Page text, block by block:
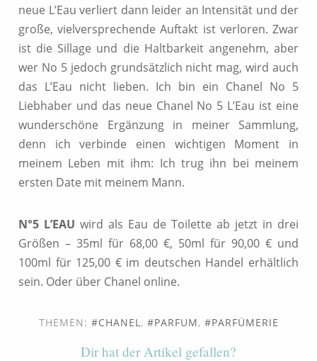
neue L’Eau verliert dann leider an Intensität und der
große, vielversprechende Auftakt ist verloren. Zwar
ist die Sillage und die Haltbarkeit angenehm, aber
wer No 5 jedoch grundsätzlich nicht mag, wird auch
das L’Eau nicht lieben. Ich bin ein Chanel No 5
Liebhaber und das neue Chanel No 5 L’Eau ist eine
wunderschöne Ergänzung in meiner Sammlung,
denn ich verbinde einen wichtigen Moment in
meinem Leben mit ihm: Ich trug ihn bei meinem
ersten Date mit meinem Mann.
N°5 L’EAU wird als Eau de Toilette ab jetzt in drei
Größen – 35ml für 68,00 €, 50ml für 90,00 € und
100ml für 125,00 € im deutschen Handel erhältlich
sein. Oder über Chanel online.
THEMEN: CHANEL, PARFUM, PARFÜMERIE
Dir hat der Artikel gefallen?